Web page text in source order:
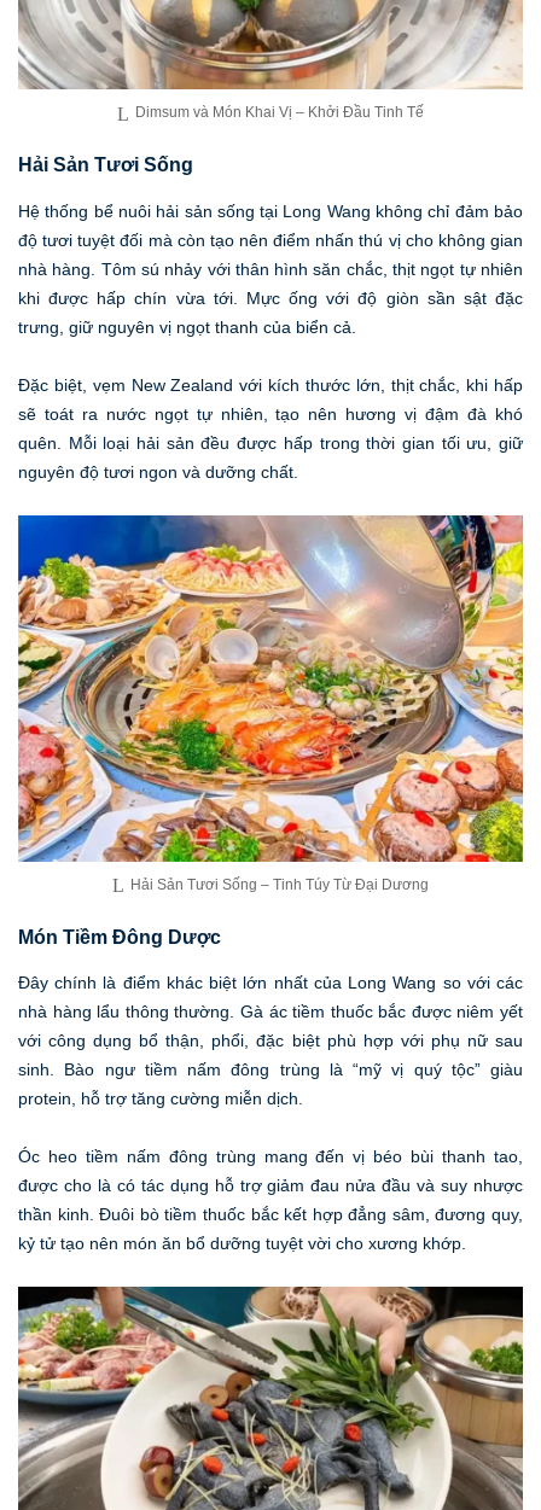
Dimsum và Món Khai Vị – Khởi Đầu Tinh Tế
Hải Sản Tươi Sống
Hệ thống bể nuôi hải sản sống tại Long Wang không chỉ đảm bảo
độ tươi tuyệt đối mà còn tạo nên điểm nhấn thú vị cho không gian
nhà hàng. Tôm sú nhảy với thân hình săn chắc, thịt ngọt tự nhiên
khi được hấp chín vừa tới. Mực ống với độ giòn sần sật đặc
trưng, giữ nguyên vị ngọt thanh của biển cả.
Đặc biệt, vẹm New Zealand với kích thước lớn, thịt chắc, khi hấp
sẽ toát ra nước ngọt tự nhiên, tạo nên hương vị đậm đà khó
quên. Mỗi loại hải sản đều được hấp trong thời gian tối ưu, giữ
nguyên độ tươi ngon và dưỡng chất.
Hải Sản Tươi Sống – Tinh Túy Từ Đại Dương
Món Tiềm Đông Dược
Đây chính là điểm khác biệt lớn nhất của Long Wang so với các
nhà hàng lẩu thông thường. Gà ác tiềm thuốc bắc được niêm yết
với công dụng bổ thận, phổi, đặc biệt phù hợp với phụ nữ sau
sinh. Bào ngư tiềm nấm đông trùng là “mỹ vị quý tộc” giàu
protein, hỗ trợ tăng cường miễn dịch.
Óc heo tiềm nấm đông trùng mang đến vị béo bùi thanh tao,
được cho là có tác dụng hỗ trợ giảm đau nửa đầu và suy nhược
thần kinh. Đuôi bò tiềm thuốc bắc kết hợp đẳng sâm, đương quy,
kỷ tử tạo nên món ăn bổ dưỡng tuyệt vời cho xương khớp.